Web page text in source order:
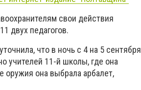
свои действия
двух педагогов.
что в ночь с 4 на 5 сентября
учителей 11-й школы, где она
оружия она выбрала арбалет,